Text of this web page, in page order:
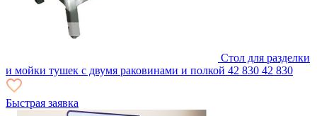
Стол для разделки
и мойки тушек с двумя раковинами и полкой 42 830 42 830
Быстрая заявка